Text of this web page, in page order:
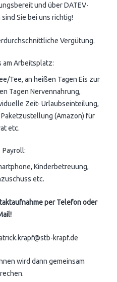
und über DATEV-
Sie bei uns richtig!
Vergütung.
am Arbeitsplatz:
Tee, an heißen Tagen Eis zur
Tagen Nervennahrung,
Zeit- Urlaubseinteilung,
(Amazon) für
etc.
Payroll:
Kinderbetreuung,
etc.
per Telefon oder
krapf.de
wird dann gemeinsam